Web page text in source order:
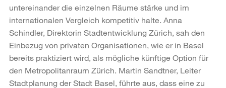
untereinander die einzelnen Räume stärke und im
internationalen Vergleich kompetitiv halte. Anna
Schindler, Direktorin Stadtentwicklung Zürich, sah den
Einbezug von privaten Organisationen, wie er in Basel
bereits praktiziert wird, als mögliche künftige Option für
den Metropolitanraum Zürich. Martin Sandtner, Leiter
Stadtplanung der Stadt Basel, führte aus, dass eine zu